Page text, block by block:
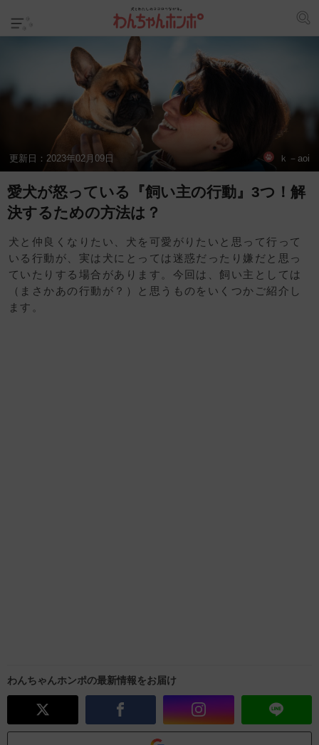
更新日： 2023年02月09日 ｋ－aoi
愛犬が怒っている『飼い主の行動』3つ！解
決するための方法は？
犬と仲良くなりたい、犬を可愛がりたいと思って行って
いる行動が、実は犬にとっては迷惑だったり嫌だと思っ
ていたりする場合があります。今回は、飼い主としては
（まさかあの行動が？）と思うものをいくつかご紹介し
ます。
わんちゃんホンポの最新情報をお届け